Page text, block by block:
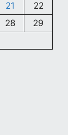
21
22
28
29